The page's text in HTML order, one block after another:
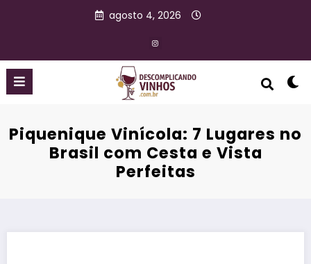
agosto 4, 2026
Piquenique Vinícola: 7 Lugares no
Brasil com Cesta e Vista
Perfeitas